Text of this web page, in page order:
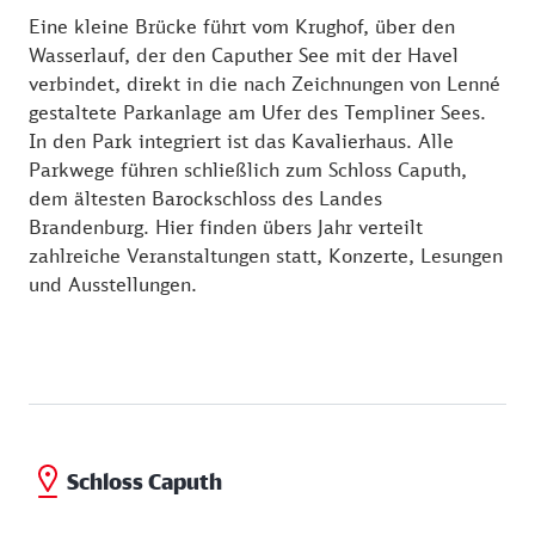
Eine kleine Brücke führt vom Krughof, über den
Wasserlauf, der den Caputher See mit der Havel
verbindet, direkt in die nach Zeichnungen von Lenné
gestaltete Parkanlage am Ufer des Templiner Sees.
In den Park integriert ist das Kavalierhaus. Alle
Parkwege führen schließlich zum Schloss Caputh,
dem ältesten Barockschloss des Landes
Brandenburg. Hier finden übers Jahr verteilt
zahlreiche Veranstaltungen statt, Konzerte, Lesungen
und Ausstellungen.
Schloss Caputh